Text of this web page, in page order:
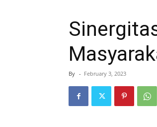
By - February 3, 2023